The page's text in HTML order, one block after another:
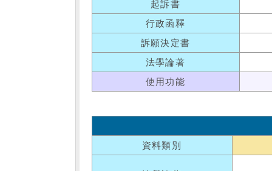
起訴書
行政函釋
訴願決定書
法學論著
使用功能
資料類別